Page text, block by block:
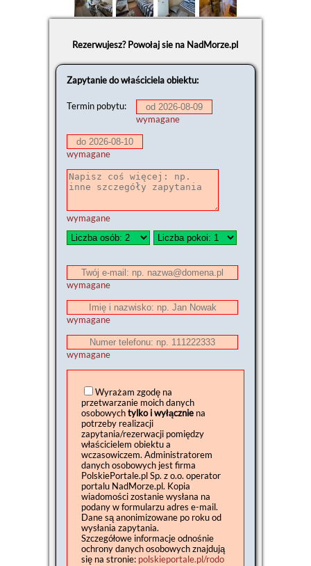
Rezerwujesz? Powołaj sie na NadMorze.pl
Zapytanie do właściciela obiektu:
Termin pobytu:
wymagane
wymagane
wymagane
wymagane
wymagane
wymagane
Wyrażam zgodę na
przetwarzanie moich danych
osobowychtylko i wyłącznie na
potrzeby realizacji
zapytania/rezerwacji pomiędzy
właścicielem obiektu a
wczasowiczem. Administratorem
danych osobowych jest firma
PolskiePortale.pl Sp. z o.o. operator
portalu NadMorze.pl. Kopia
wiadomości zostanie wysłana na
podany w formularzu adres e-mail.
Dane są anonimizowane po roku od
wysłania zapytania.
Szczegółowe informacje odnośnie
ochrony danych osobowych znajdują
się na stronie: polskieportale.pl/rodo